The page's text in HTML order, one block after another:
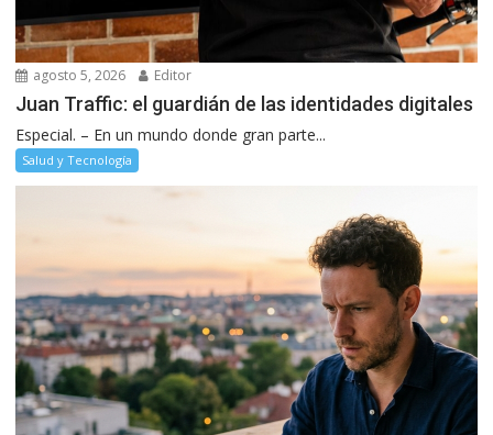
agosto 5, 2026 Editor
Juan Traffic: el guardián de las identidades digitales
Especial. – En un mundo donde gran parte...
Salud y Tecnología